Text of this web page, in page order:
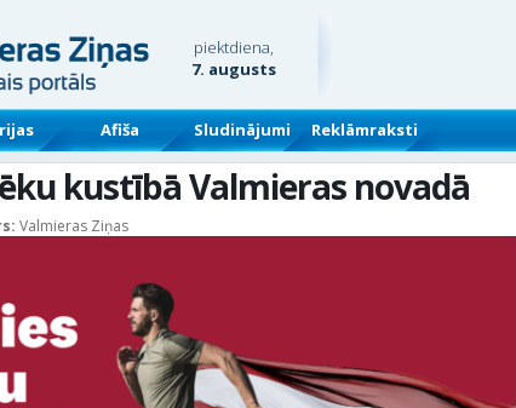
piektdiena,
7. augusts
Afiša Sludinājumi Reklāmraksti
kustībā Valmieras novadā
Valmieras Ziņas